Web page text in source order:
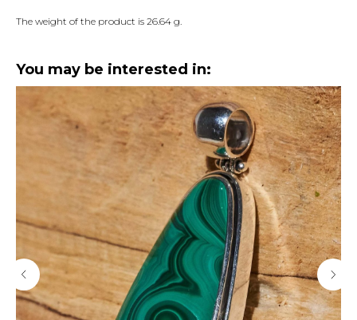
The weight of the product is 26.64 g.
You may be interested in: